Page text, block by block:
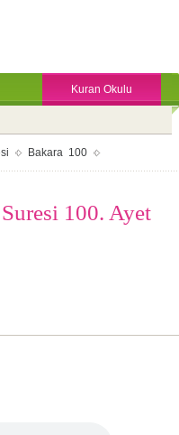
Kuran Okulu
Bakara 100
100. Ayet